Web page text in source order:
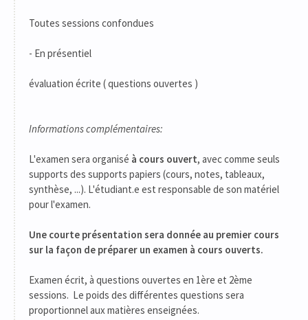
Toutes sessions confondues
- En présentiel
évaluation écrite ( questions ouvertes )
Informations complémentaires:
L'examen sera organisé à cours ouvert, avec comme seuls
supports des supports papiers (cours, notes, tableaux,
synthèse, ...). L'étudiant.e est responsable de son matériel
pour l'examen.
Une courte présentation sera donnée au premier cours
sur la façon de préparer un examen à cours ouverts.
Examen écrit, à questions ouvertes en 1ère et 2ème
sessions. Le poids des différentes questions sera
proportionnel aux matières enseignées.